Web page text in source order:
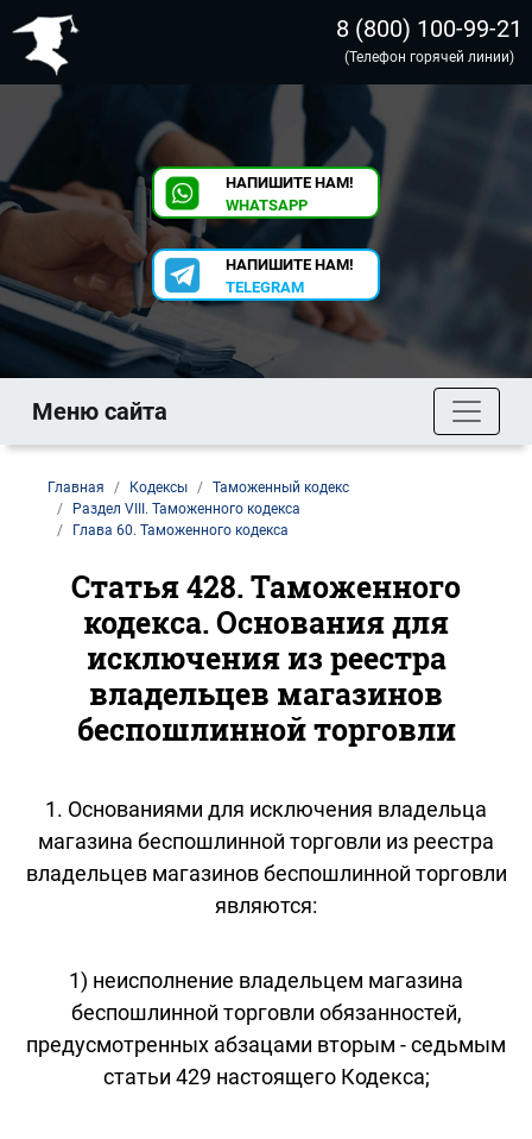
8 (800) 100-99-21
(Телефон горячей линии)
НАПИШИТЕ НАМ!
WHATSAPP
НАПИШИТЕ НАМ!
TELEGRAM
Меню сайта
Главная Кодексы
Таможенный кодекс
Раздел VIII. Таможенного кодекса
Глава 60. Таможенного кодекса
Статья 428. Таможенного
кодекса. Основания для
исключения из реестра
владельцев магазинов
беспошлинной торговли
1. Основаниями для исключения владельца
магазина беспошлинной торговли из реестра
владельцев магазинов беспошлинной торговли
являются:
1) неисполнение владельцем магазина
беспошлинной торговли обязанностей,
предусмотренных абзацами вторым - седьмым
статьи 429 настоящего Кодекса;